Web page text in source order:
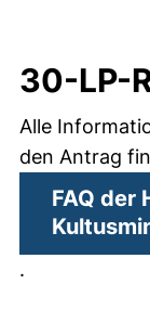
30-LP-
Alle
den Antrag
FAQ der
.